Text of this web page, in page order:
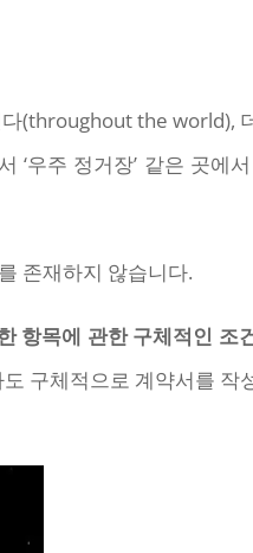
다(throughout the world),
우주 정거장’ 같은 곳에
존재하지 않습니다.
항목에 관한 구체적인 조
구체적으로 계약서를 작